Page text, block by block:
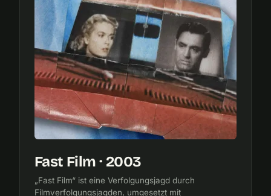
Fast Film · 2003
„Fast Film“ ist eine Verfolgungsjagd durch
Filmverfolgungsjagden, umgesetzt mit